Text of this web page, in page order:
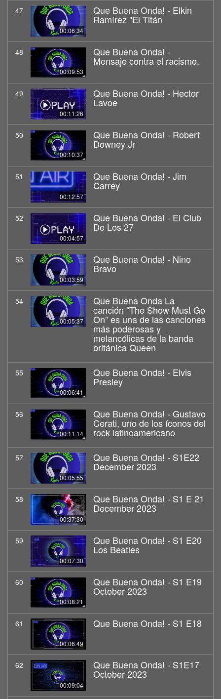
47
00:06:34
Que Buena Onda! - Elkin
Ramírez "El Titán
48
00:09:53
Que Buena Onda! -
Mensaje contra el racismo.
49
00:11:26
Que Buena Onda! - Hector
Lavoe
50
00:10:37
Que Buena Onda! - Robert
Downey Jr
51
00:12:57
Que Buena Onda! - Jim
Carrey
52
00:04:57
Que Buena Onda! - El Club
De Los 27
53
00:03:59
Que Buena Onda! - Nino
Bravo
54
00:05:37
Que Buena Onda La
canción “The Show Must Go
On” es una de las canciones
más poderosas y
melancólicas de la banda
británica Queen
55
00:06:41
Que Buena Onda! - Elvis
Presley
56
00:11:14
Que Buena Onda! - Gustavo
Cerati, uno de los íconos del
rock latinoamericano
57
00:05:55
Que Buena Onda! - S1E22
December 2023
58
00:37:30
Que Buena Onda! - S1 E 21
December 2023
59
00:07:30
Que Buena Onda! - S1 E20
Los Beatles
60
00:08:21
Que Buena Onda! - S1 E19
October 2023
61
00:06:49
Que Buena Onda! - S1 E18
62
00:09:04
Que Buena Onda! - S1E17
October 2023